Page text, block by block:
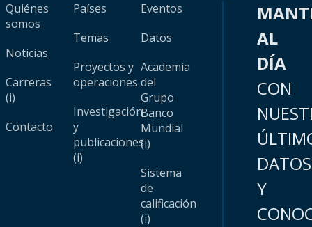
Quiénes
somos
Noticias
Carreras
(i)
Contacto
Países
Temas
Proyectos y
operaciones
Investigación
y
publicaciones
(i)
Eventos
Datos
Academia
del
Grupo
Banco
Mundial
(i)
Sistema
de
calificación
(i)
AL
DÍA
CON
DATOS
Y